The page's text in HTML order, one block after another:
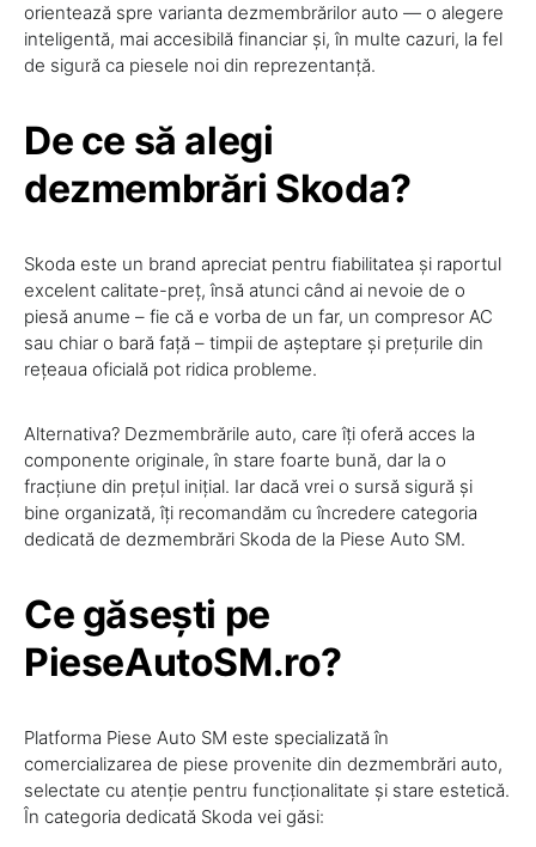
orientează spre varianta dezmembrărilor auto — o alegere
inteligentă, mai accesibilă financiar și, în multe cazuri, la fel
de sigură ca piesele noi din reprezentanță.
De ce să alegi
dezmembrări Skoda?
Skoda este un brand apreciat pentru fiabilitatea și raportul
excelent calitate-preț, însă atunci când ai nevoie de o
piesă anume – fie că e vorba de un far, un compresor AC
sau chiar o bară față – timpii de așteptare și prețurile din
rețeaua oficială pot ridica probleme.
Alternativa? Dezmembrările auto, care îți oferă acces la
componente originale, în stare foarte bună, dar la o
fracțiune din prețul inițial. Iar dacă vrei o sursă sigură și
bine organizată, îți recomandăm cu încredere categoria
dedicată de dezmembrări Skoda de la Piese Auto SM.
Ce găsești pe
PieseAutoSM.ro?
Platforma Piese Auto SM este specializată în
comercializarea de piese provenite din dezmembrări auto,
selectate cu atenție pentru funcționalitate și stare estetică.
În categoria dedicată Skoda vei găsi: